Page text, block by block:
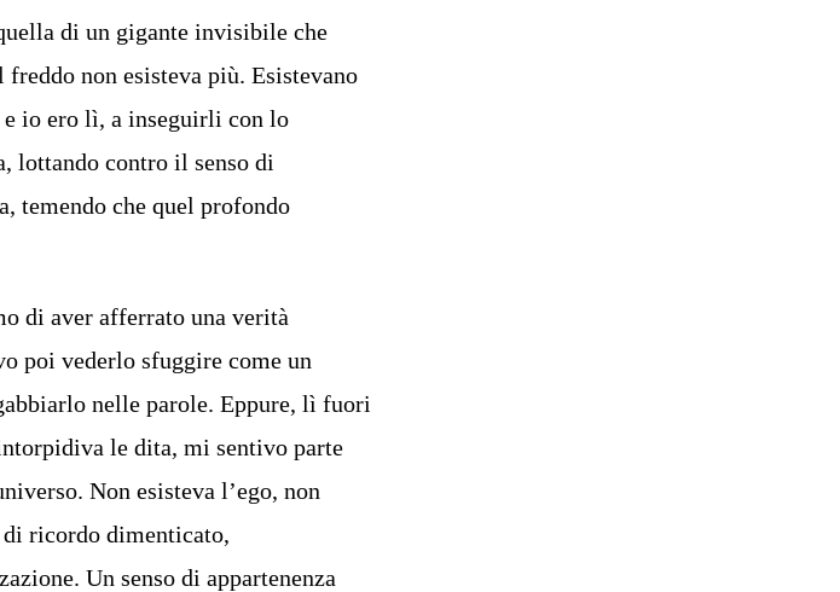
di un gigante invisibile che
non esisteva più. Esistevano
io ero lì, a inseguirli con lo
lottando contro il senso di
temendo che quel profondo
di aver afferrato una verità
poi vederlo sfuggire come un
nelle parole. Eppure, lì fuori
le dita, mi sentivo parte
Non esisteva l’ego, non
di ricordo dimenticato,
Un senso di appartenenza